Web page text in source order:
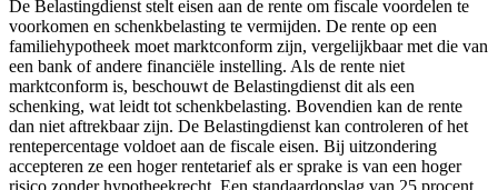
De Belastingdienst stelt eisen aan de rente om fiscale voordelen te
voorkomen en schenkbelasting te vermijden. De rente op een
familiehypotheek moet marktconform zijn, vergelijkbaar met die van
een bank of andere financiële instelling. Als de rente niet
marktconform is, beschouwt de Belastingdienst dit als een
schenking, wat leidt tot schenkbelasting. Bovendien kan de rente
dan niet aftrekbaar zijn. De Belastingdienst kan controleren of het
rentepercentage voldoet aan de fiscale eisen. Bij uitzondering
accepteren ze een hoger rentetarief als er sprake is van een hoger
risico zonder hypotheekrecht. Een standaardopslag van 25 procent